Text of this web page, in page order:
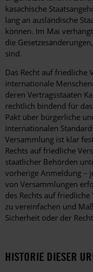
kasachische
lang an ausländische
können. Im Mai
die
sind.
Das Recht auf friedliche
internationale
deren Vertragsstaaten
rechtlich bindend für
Pakt über bürgerliche
internationalen
Versammlung ist klar
Rechts auf friedliche
staatlicher Behörden
vorherige Anmeldung –
von Versammlungen
des Rechts auf
zu vereinfachen und
Sicherheit oder der
HISTORIE DIESER